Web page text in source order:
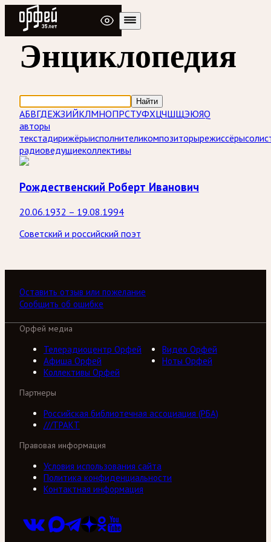
Радио Орфей
Энциклопедия
Найти
АБВГДЕЖЗИЙКЛМНОПРСТУФХЦЧШЩЭЮЯQ
авторы
текстадирижёрыисполнителикомпозиторырежиссёры
радиоведущиеколлективы
Рождественский Роберт Иванович
20.06.1932 – 19.08.1994
Советский и российский поэт
Оставить отзыв или пожелание
Сообщить об ошибке
Орфей медиа
Телерадиоцентр Орфей
Видео Орфей
Афиша Орфей
Ноты Орфей
Коллективы Орфей
Партнеры
Российская библиотечная ассоциация (РБА)
///ТРАКТ
Правовая информация
Условия использования сайта
Политика конфиденциальности
Контактная информация